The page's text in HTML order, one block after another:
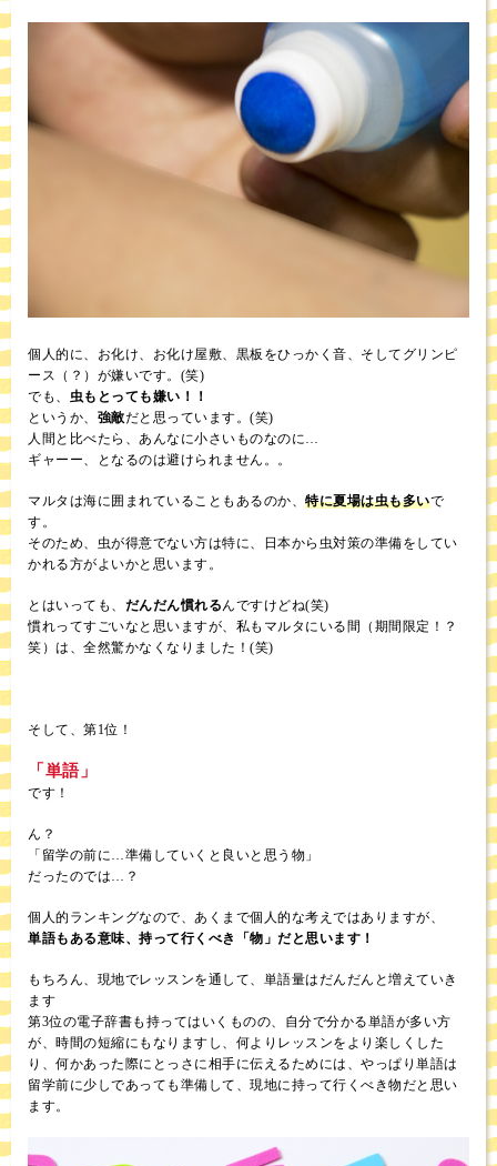
個人的に、お化け、お化け屋敷、黒板をひっかく音、そしてグリンピ
ース（？）が嫌いです。(笑)
でも、
虫もとっても嫌い！！
というか、 強敵だと思っています。(笑)
人間と比べたら、あんなに小さいものなのに…
ギャーー、となるのは避けられません。。
マルタは海に囲まれていることもあるのか、 特に夏場は虫も多いで
す。
そのため、虫が得意でない方は特に、日本から虫対策の準備をしてい
かれる方がよいかと思います。
とはいっても、 だんだん慣れる んですけどね(笑)
慣れってすごいなと思いますが、私もマルタにいる間（期間限定！？
笑）は、全然驚かなくなりました！(笑)
そして、第1位！
「単語」
です！
ん？
「留学の前に…準備していくと良いと思う物」
だったのでは…？
個人的ランキングなので、あくまで個人的な考えではありますが、
単語もある意味、持って行くべき「物」だと思います！
もちろん、現地でレッスンを通して、単語量はだんだんと増えていき
ます
第3位の電子辞書も持ってはいくものの、自分で分かる単語が多い方
が、時間の短縮にもなりますし、何よりレッスンをより楽しくした
り、何かあった際にとっさに相手に伝えるためには、やっぱり単語は
留学前に少しであっても準備して、現地に持って行くべき物だと思い
ます。